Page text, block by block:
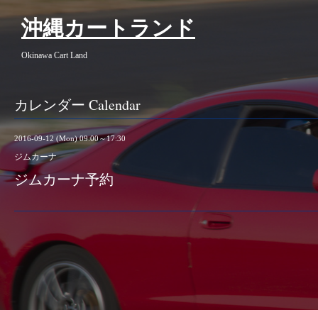
沖縄カートランド
Okinawa Cart Land
カレンダー Calendar
2016-09-12 (Mon) 09:00～17:30
ジムカーナ
ジムカーナ予約